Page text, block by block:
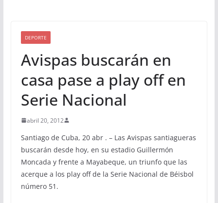
DEPORTE
Avispas buscarán en
casa pase a play off en
Serie Nacional
abril 20, 2012
Santiago de Cuba, 20 abr . – Las Avispas santiagueras
buscarán desde hoy, en su estadio Guillermón
Moncada y frente a Mayabeque, un triunfo que las
acerque a los play off de la Serie Nacional de Béisbol
número 51.